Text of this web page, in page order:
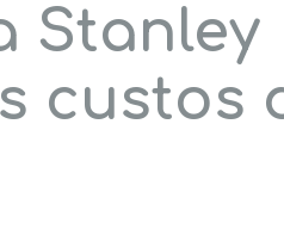
Stanley
custos